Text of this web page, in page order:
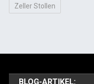
Zeller Stollen
BLOG-ARTIKEL: